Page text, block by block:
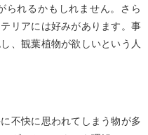
られるかもしれません。さら
リアには好みがあります。事
、観葉植物が欲しいという人
不快に思われてしまう物が多